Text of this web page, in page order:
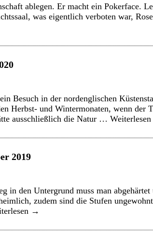
ablegen. Er macht ein Pokerface.
was eigentlich verboten war,
Besuch in der nordenglischen
Herbst- und Wintermonaten, wenn der
ausschließlich die Natur … Weiterlesen
2019
in den Untergrund muss man
zudem sind die Stufen
→